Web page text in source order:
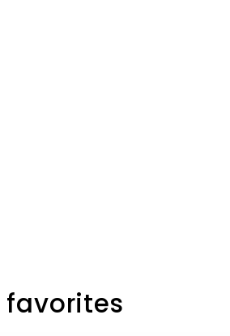
favorites